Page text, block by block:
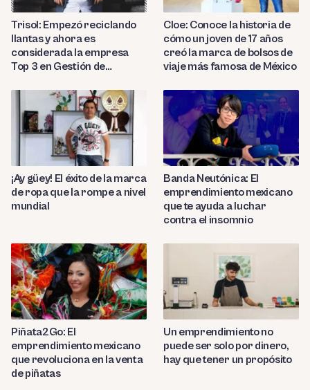
Trisol: Empezó reciclando
llantas y ahora es
considerada la empresa
Top 3 en Gestión de
Cloe: Conoce la historia de
cómo un joven de 17 años
creó la marca de bolsos de
viaje más famosa de México
¡Ay güey! El éxito de la marca
de ropa que la rompe a nivel
mundial
Banda Neutónica: El
emprendimiento mexicano
que te ayuda a luchar
contra el insomnio
Piñata2Go: El
emprendimiento mexicano
que revoluciona en la venta
de piñatas
Un emprendimiento no
puede ser solo por dinero,
hay que tener un propósito